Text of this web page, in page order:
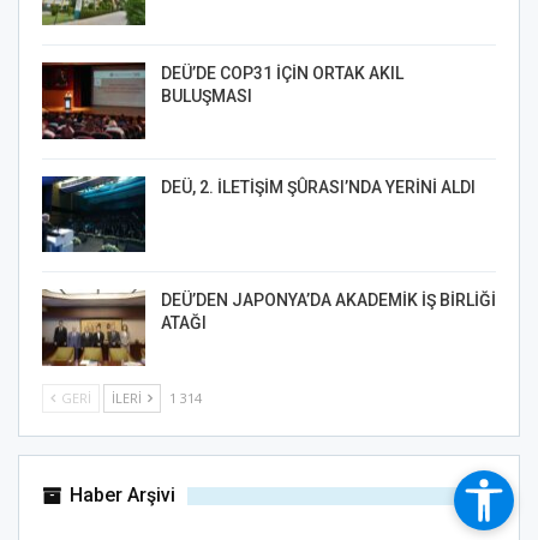
DEÜ’DE COP31 İÇİN ORTAK AKIL
BULUŞMASI
DEÜ, 2. İLETİŞİM ŞÛRASI’NDA YERİNİ ALDI
DEÜ’DEN JAPONYA’DA AKADEMİK İŞ BİRLİĞİ
ATAĞI
GERI İLERI 1 314
Haber Arşivi